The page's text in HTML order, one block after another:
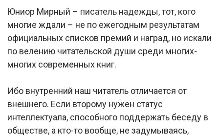
Юниор Мирный – писатель надежды, тот, кого
многие ждали – не по ежегодным результатам
официальных списков премий и наград, но искали
по велению читательской души среди многих-
многих современных книг.
Ибо внутренний наш читатель отличается от
внешнего. Если второму нужен статус
интеллектуала, способного поддержать беседу в
обществе, а кто-то вообще, не задумываясь,